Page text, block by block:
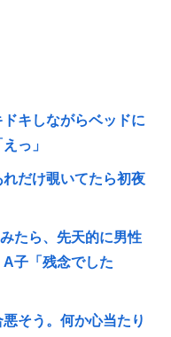
キしながらベッドに
っ」
だけ覗いてたら初夜
たら、先天的に男性
子「残念でした
そう。何か心当たり